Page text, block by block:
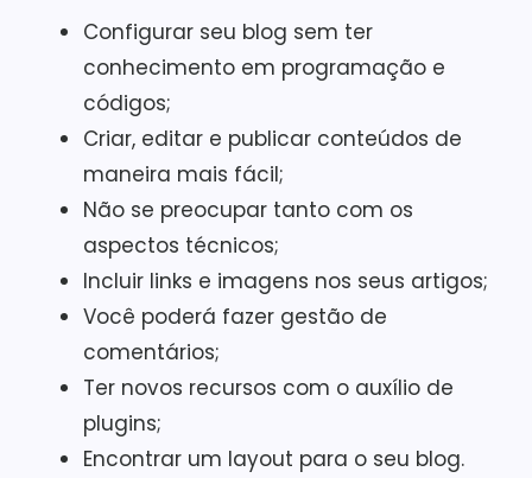
Configurar seu blog sem ter
conhecimento em programação e
códigos;
Criar, editar e publicar conteúdos de
maneira mais fácil;
Não se preocupar tanto com os
aspectos técnicos;
Incluir links e imagens nos seus artigos;
Você poderá fazer gestão de
comentários;
Ter novos recursos com o auxílio de
plugins;
Encontrar um layout para o seu blog.